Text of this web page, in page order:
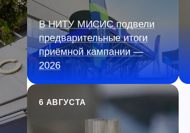
В НИТУ МИСИС подвели
предварительные итоги
приёмной кампании —
2026
6 АВГУСТА